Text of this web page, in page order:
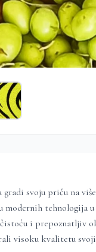
gradi svoju priču na
modernih tehnologija
i prepoznatljiv
visoku kvalitetu